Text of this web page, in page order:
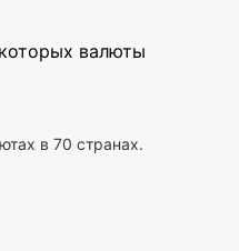
валюты
в 70 странах.